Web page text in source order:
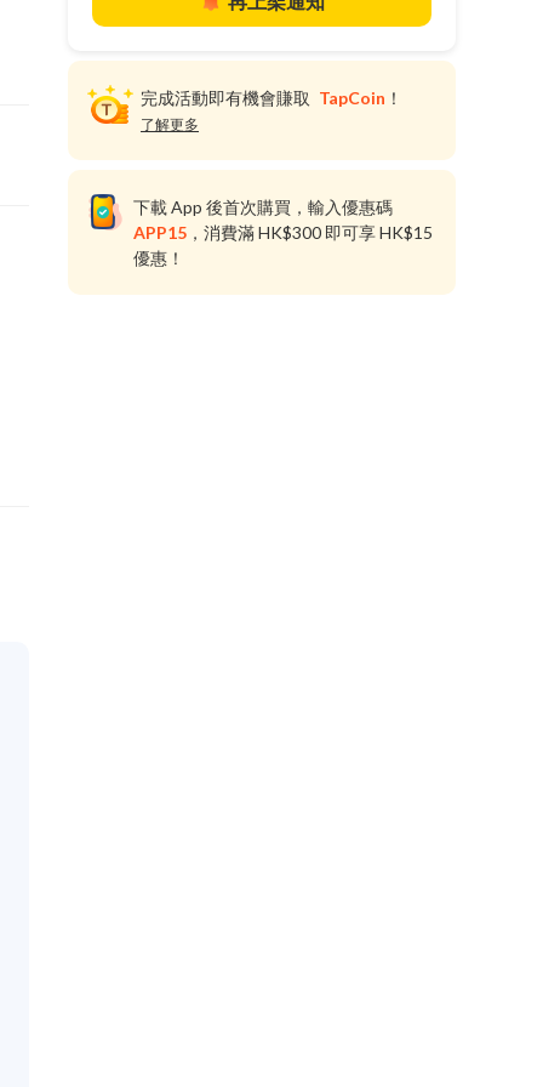
完成活動即有機會賺取 TapCoin ！
了解更多
下載 App 後首次購買，輸入優惠碼
APP15 ，消費滿 HK$300 即可享 HK$15
優惠！